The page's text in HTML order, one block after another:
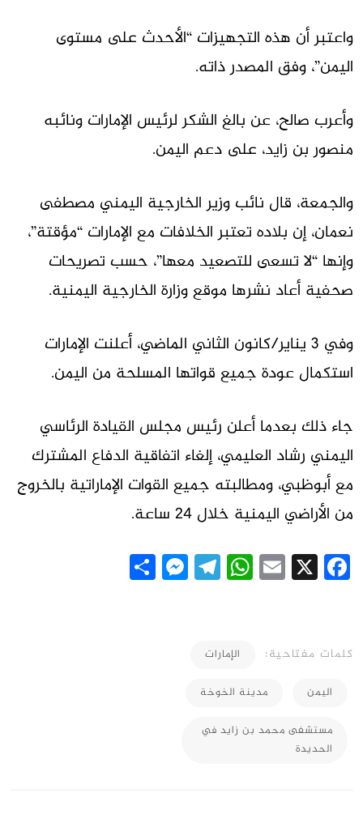
واعتبر أن هذه التجهيزات “الأحدث على مستوى
اليمن”، وفق المصدر ذاته.
وأعرب صالح، عن بالغ الشكر لرئيس الإمارات ونائبه
منصور بن زايد، على دعم اليمن.
والجمعة، قال نائب وزير الخارجية اليمني مصطفى
نعمان، إن بلاده تعتبر الخلافات مع الإمارات “مؤقتة”،
وإنها “لا تسعى للتصعيد معها”، حسب تصريحات
صحفية أعاد نشرها موقع وزارة الخارجية اليمنية.
وفي 3 يناير/كانون الثاني الماضي، أعلنت الإمارات
استكمال عودة جميع قواتها المسلحة من اليمن.
جاء ذلك بعدما أعلن رئيس مجلس القيادة الرئاسي
اليمني رشاد العليمي، إلغاء اتفاقية الدفاع المشترك
مع أبوظبي، ومطالبته جميع القوات الإماراتية بالخروج
من الأراضي اليمنية خلال 24 ساعة.
Facebook
X
Email
WhatsApp
Telegram
Messenger
كلمات مفتاحية: الإمارات
اليمن مدينة الخوخة
مستشفى محمد بن زايد في
الحديدة